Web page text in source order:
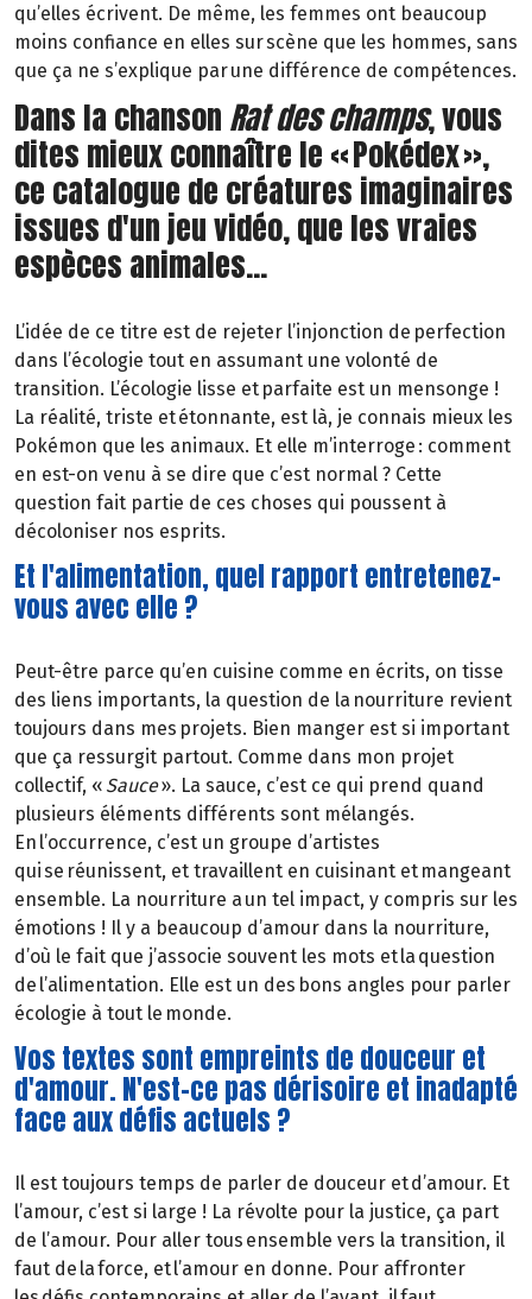
qu’elles écrivent. De même, les femmes ont beaucoup
moins confiance en elles sur scène que les hommes, sans
que ça ne s’explique par une différence de compétences.
Dans la chanson Rat des champs, vous
dites mieux connaître le « Pokédex »,
ce catalogue de créatures imaginaires
issues d'un jeu vidéo, que les vraies
espèces animales...
L’idée de ce titre est de rejeter l’injonction de perfection
dans l’écologie tout en assumant une volonté de
transition. L’écologie lisse et parfaite est un mensonge !
La réalité, triste et étonnante, est là, je connais mieux les
Pokémon que les animaux. Et elle m’interroge : comment
en est-on venu à se dire que c’est normal ? Cette
question fait partie de ces choses qui poussent à
décoloniser nos esprits.
Et l'alimentation, quel rapport entretenez-
vous avec elle ?
Peut-être parce qu’en cuisine comme en écrits, on tisse
des liens importants, la question de la nourriture revient
toujours dans mes projets. Bien manger est si important
que ça ressurgit partout. Comme dans mon projet
collectif, « Sauce». La sauce, c’est ce qui prend quand
plusieurs éléments différents sont mélangés.
En l’occurrence, c’est un groupe d’artistes
qui se réunissent, et travaillent en cuisinant et mangeant
ensemble. La nourriture a un tel impact, y compris sur les
émotions ! Il y a beaucoup d’amour dans la nourriture,
d’où le fait que j’associe souvent les mots et la question
de l’alimentation. Elle est un des bons angles pour parler
écologie à tout le monde.
Vos textes sont empreints de douceur et
d'amour. N'est-ce pas dérisoire et inadapté
face aux défis actuels ?
Il est toujours temps de parler de douceur et d’amour. Et
l’amour, c’est si large ! La révolte pour la justice, ça part
de l’amour. Pour aller tous ensemble vers la transition, il
faut de la force, et l’amour en donne. Pour affronter